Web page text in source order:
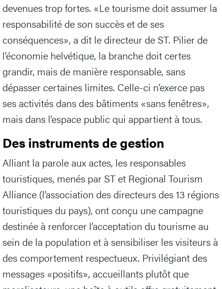
devenues trop fortes. «Le tourisme doit assumer la
responsabilité de son succès et de ses
conséquences», a dit le directeur de ST. Pilier de
l’économie helvétique, la branche doit certes
grandir, mais de manière responsable, sans
dépasser certaines limites. Celle-ci n’exerce pas
ses activités dans des bâtiments «sans fenêtres»,
mais dans l’espace public qui appartient à tous.
Des instruments de gestion
Alliant la parole aux actes, les responsables
touristiques, menés par ST et Regional Tourism
Alliance (l’association des directeurs des 13 régions
touristiques du pays), ont conçu une campagne
destinée à renforcer l’acceptation du tourisme au
sein de la population et à sensibiliser les visiteurs à
des comportement respectueux. Privilégiant des
messages «positifs», accueillants plutôt que